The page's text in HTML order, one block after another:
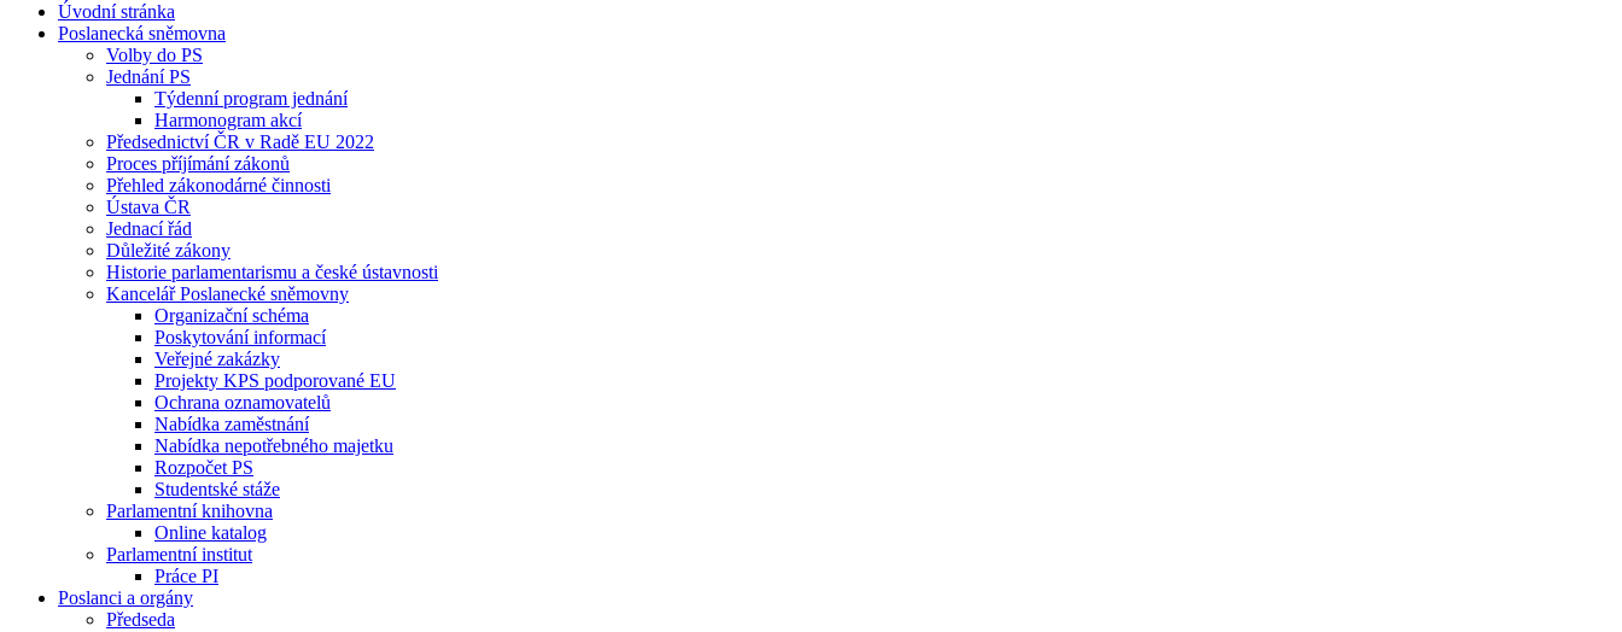
Úvodní stránka
Poslanecká sněmovna
Volby do PS
Jednání PS
Týdenní program jednání
Harmonogram akcí
Předsednictví ČR v Radě EU 2022
Proces příjímání zákonů
Přehled zákonodárné činnosti
Ústava ČR
Jednací řád
Důležité zákony
Historie parlamentarismu a české ústavnosti
Kancelář Poslanecké sněmovny
Organizační schéma
Poskytování informací
Veřejné zakázky
Projekty KPS podporované EU
Ochrana oznamovatelů
Nabídka zaměstnání
Nabídka nepotřebného majetku
Rozpočet PS
Studentské stáže
Parlamentní knihovna
Online katalog
Parlamentní institut
Práce PI
Poslanci a orgány
Předseda